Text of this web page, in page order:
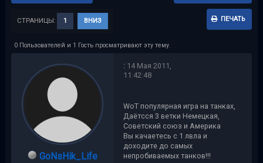
ПЕЧАТЬ
СТРАНИЦЫ: 1 ВНИЗ
0 Пользователей и 1 Гость просматривают эту тему.
GoNsHik_Life
:14 Мая 2011,
11:42:48
WoT популярная игра на танках,
Даётсся 3 ветки Немецкая,
Советский союз и Америка
Вы качаетесь с 1 лвла и
доходите до самых
непробиваемых танков!!!